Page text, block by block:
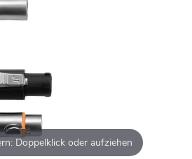
Doppelklick oder aufziehen